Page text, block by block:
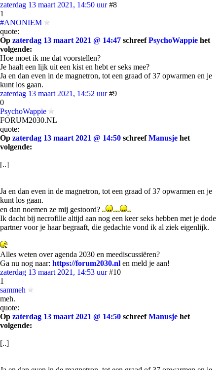
zaterdag 13 maart 2021, 14:50 uur #8
1
#ANONIEM
quote:
Op zaterdag 13 maart 2021 @ 14:47 schreefPsychoWappie het
volgende:
Hoe moet ik me dat voorstellen?
Je haalt een lijk uit een kist en hebt er seks mee?
Ja en dan even in de magnetron, tot een graad of 37 opwarmen en je
kunt los gaan.
zaterdag 13 maart 2021, 14:52 uur #9
0
PsychoWappie
FORUM2030.NL
quote:
Op zaterdag 13 maart 2021 @ 14:50 schreefManusje het
volgende:
[..]
Ja en dan even in de magnetron, tot een graad of 37 opwarmen en je
kunt los gaan.
en dan noemen ze mij gestoord?
Ik dacht bij necrofilie altijd aan nog een keer seks hebben met je dode
partner voor je haar begraaft, die gedachte vond ik al ziek eigenlijk.
Alles weten over agenda 2030 en meediscussiëren?
Ga nu nog naar: https://forum2030.nl en meld je aan!
zaterdag 13 maart 2021, 14:53 uur #10
1
sammeh
meh.
quote:
Op zaterdag 13 maart 2021 @ 14:50 schreefManusje het
volgende:
[..]